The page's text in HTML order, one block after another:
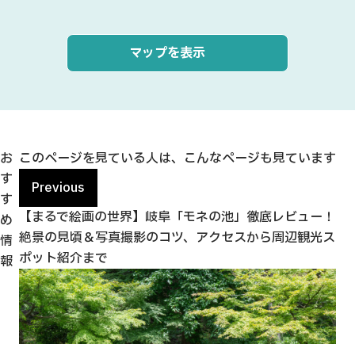
マップを表示
お
す
す
め
情
報
このページを見ている人は、こんなページも見ています
Previous
【まるで絵画の世界】岐阜「モネの池」徹底レビュー！
絶景の見頃＆写真撮影のコツ、アクセスから周辺観光ス
ポット紹介まで